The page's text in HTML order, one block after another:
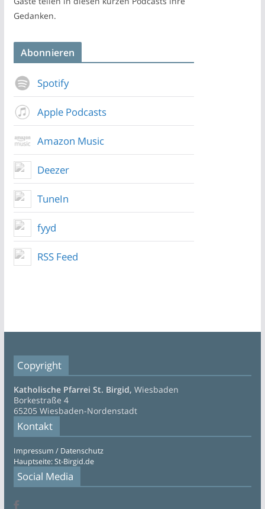
Gedanken.
Abonnieren
Spotify
Apple Podcasts
Amazon Music
Deezer
TuneIn
fyyd
RSS Feed
Copyright
Katholische Pfarrei St. Birgid, Wiesbaden
Borkestraße 4
65205 Wiesbaden-Nordenstadt
Kontakt
Impressum / Datenschutz
Hauptseite: St-Birgid.de
Social Media